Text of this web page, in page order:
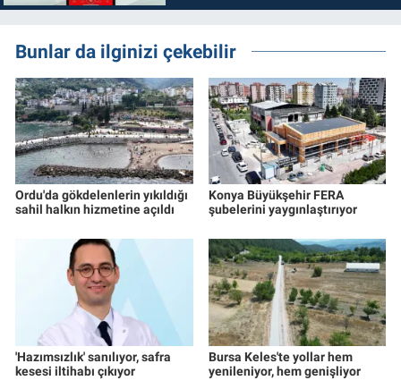
Bunlar da ilginizi çekebilir
Ordu'da gökdelenlerin yıkıldığı
sahil halkın hizmetine açıldı
Konya Büyükşehir FERA
şubelerini yaygınlaştırıyor
'Hazımsızlık' sanılıyor, safra
kesesi iltihabı çıkıyor
Bursa Keles'te yollar hem
yenileniyor, hem genişliyor